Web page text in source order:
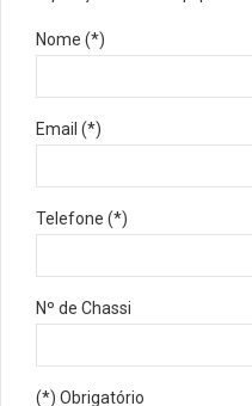
Nome (*)
Email (*)
Telefone (*)
Nº de Chassi
(*) Obrigatório